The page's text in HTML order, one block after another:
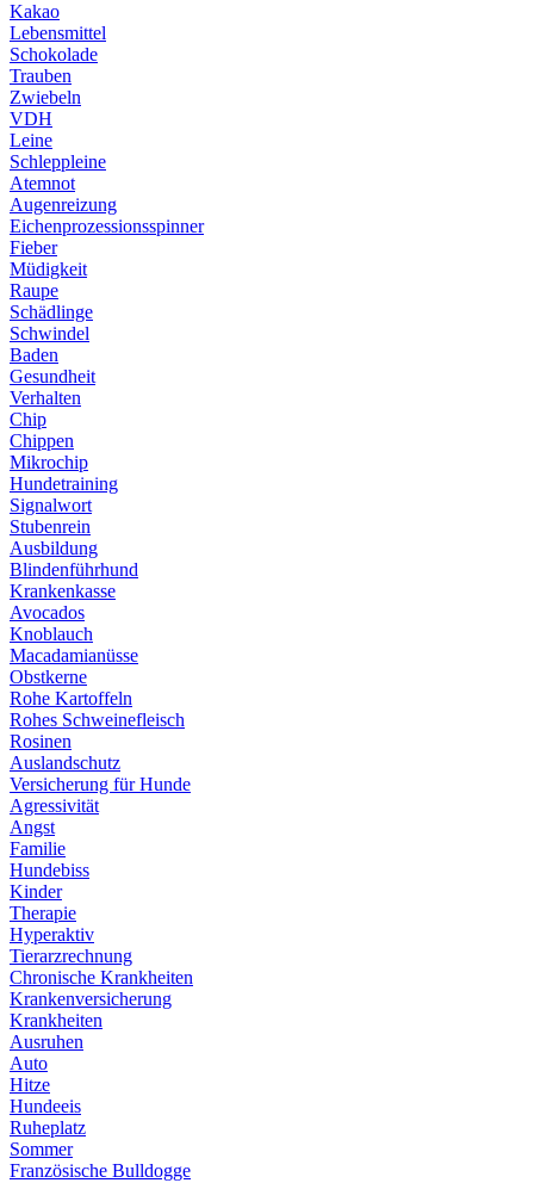
Kakao
Lebensmittel
Schokolade
Trauben
Zwiebeln
VDH
Leine
Schleppleine
Atemnot
Augenreizung
Eichenprozessionsspinner
Fieber
Müdigkeit
Raupe
Schädlinge
Schwindel
Baden
Gesundheit
Verhalten
Chip
Chippen
Mikrochip
Hundetraining
Signalwort
Stubenrein
Ausbildung
Blindenführhund
Krankenkasse
Avocados
Knoblauch
Macadamianüsse
Obstkerne
Rohe Kartoffeln
Rohes Schweinefleisch
Rosinen
Auslandschutz
Versicherung für Hunde
Agressivität
Angst
Familie
Hundebiss
Kinder
Therapie
Hyperaktiv
Tierarzrechnung
Chronische Krankheiten
Krankenversicherung
Krankheiten
Ausruhen
Auto
Hitze
Hundeeis
Ruheplatz
Sommer
Französische Bulldogge